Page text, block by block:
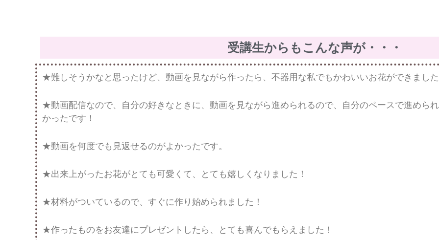
受講生からもこんな声が・・・
★難しそうかなと思ったけど、動画を見ながら作ったら、不器用な私でもかわいいお花ができまし
★動画配信なので、自分の好きなときに、動画を見ながら進められるので、自分のペースで進めら
かったです！
★動画を何度でも見返せるのがよかったです。
★出来上がったお花がとても可愛くて、とても嬉しくなりました！
★材料がついているので、すぐに作り始められました！
★作ったものをお友達にプレゼントしたら、とても喜んでもらえました！